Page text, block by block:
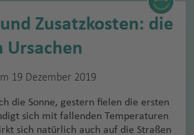
Zusatzkosten: die
Ursachen
19 Dezember 2019
die Sonne, gestern fielen die ersten
sich mit fallenden Temperaturen
sich natürlich auch auf die Straßen